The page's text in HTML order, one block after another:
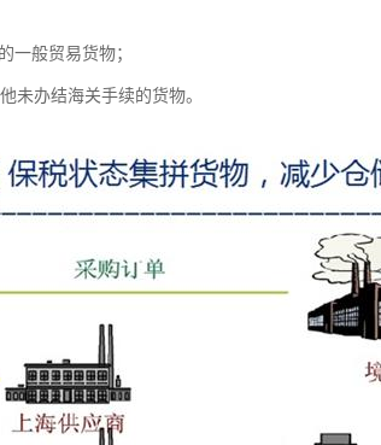
一般贸易货物；
未办结海关手续的货物。